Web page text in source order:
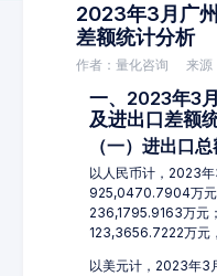
2023年3月广
差额统计分析
作者：量化咨询 来源
一、2023年3
及进出口差额
（一）进出口
以人民币计，2023
925,0470.7904万元
236,1795.9163万元
123,3656.7222万元
以美元计，2023年3